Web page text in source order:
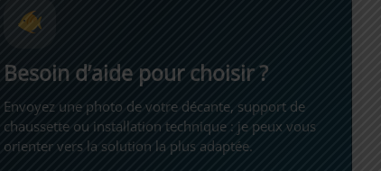
Besoin d’aide pour choisir ?
Envoyez une photo de votre décante, support de
chaussette ou installation technique : je peux vous
orienter vers la solution la plus adaptée.